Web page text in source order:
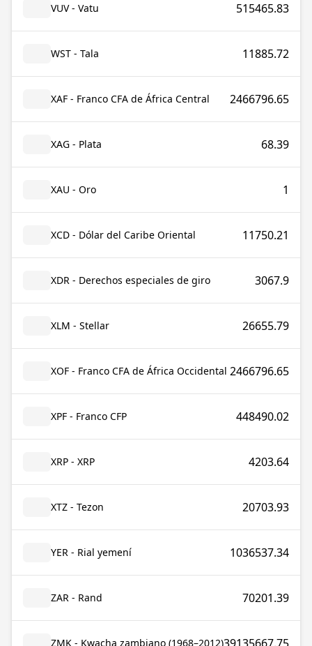
VUV - Vatu 515465.83
WST - Tala 11885.72
XAF - Franco CFA de África Central 2466796.65
XAG - Plata 68.39
XAU - Oro 1
XCD - Dólar del Caribe Oriental 11750.21
XDR - Derechos especiales de giro 3067.9
XLM - Stellar 26655.79
XOF - Franco CFA de África Occidental 2466796.65
XPF - Franco CFP 448490.02
XRP - XRP 4203.64
XTZ - Tezon 20703.93
YER - Rial yemení 1036537.34
ZAR - Rand 70201.39
ZMK - Kwacha zambiano (1968–2012)